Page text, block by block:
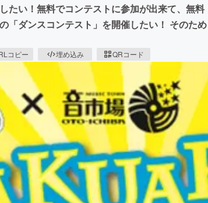
たい！無料でコンテストに参加が出来て、無料
「ダンスコンテスト」を開催したい！ そのため
コピー 埋め込み QRコード